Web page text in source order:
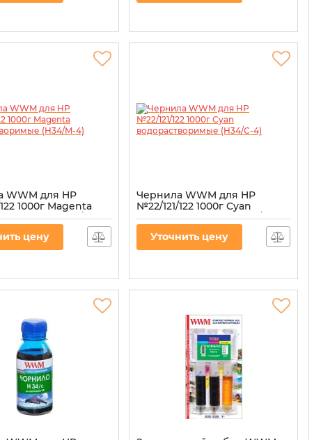
WWM для HP
1000г Magenta
(H34/M-4)
цену
Чернила WWM для HP
№22/121/122 1000г Cyan
водорастворимые (H34/C-4)
Уточнить цену